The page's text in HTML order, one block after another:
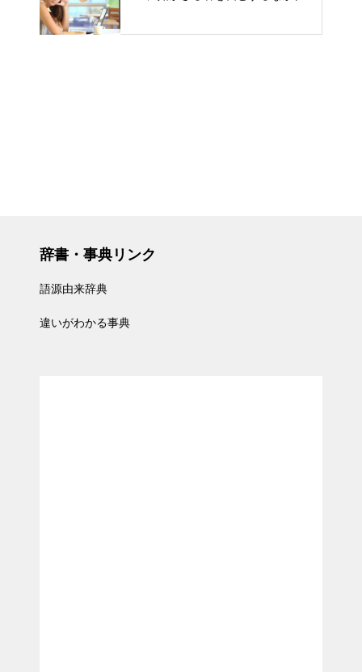
辞書・事典リンク
語源由来辞典
違いがわかる事典